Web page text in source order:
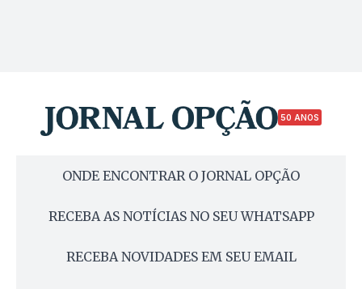
50 ANOS
ONDE ENCONTRAR O JORNAL OPÇÃO
RECEBA AS NOTÍCIAS NO SEU WHATSAPP
RECEBA NOVIDADES EM SEU EMAIL